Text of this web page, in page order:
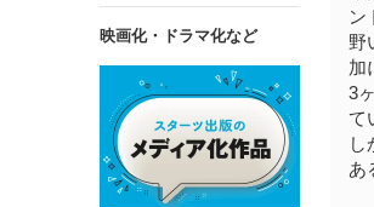
ン
野
加
3
て
し
あ
映画化・ドラマ化など